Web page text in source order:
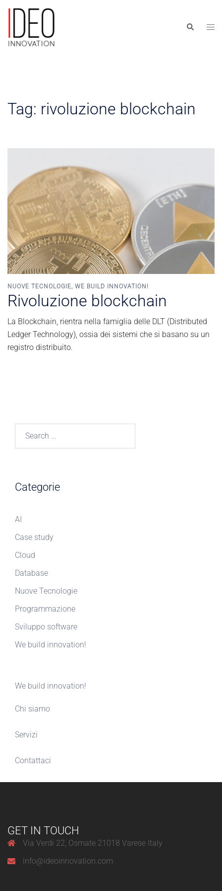
Skip
content
Search
Tag: rivoluzione blockchain
NUOVE TECNOLOGIE, WE BUILD INNOVATION!
Rivoluzione blockchain
La Blockchain, rientra nella famiglia delle DLT (Distributed
Ledger Technology), ossia dei sistemi che si basano su un
registro distribuito.
Categorie
AI
Case study
Cloud
Database
Nuove Tecnologie
Programmazione
Sviluppo software
We build innovation!
We build innovation!
Chi siamo
Servizi
Contattaci
GET IN TOUCH
Via Verdi 22, Osmate 21018 Varese Italy
info@ideoinnovation.com